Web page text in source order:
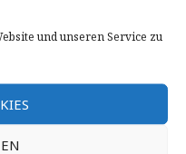
und unseren Service zu
der Wunder Fülle
unser’m Blick
Tiefen seh’n;
ew’ge Wahrheit,
Wortes Klarheit